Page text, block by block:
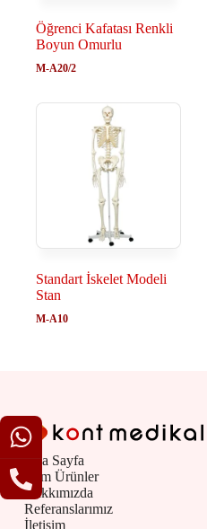
Öğrenci Kafatası Renkli
Boyun Omurlu
M-A20/2
Standart İskelet Modeli
Stan
M-A10
Ana Sayfa
Tüm Ürünler
Hakkımızda
Referanslarımız
İletişim